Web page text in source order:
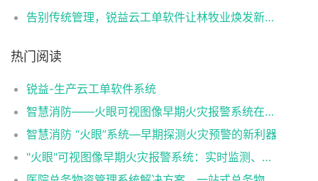
告别传统管理，锐益云工单软件让林牧业焕发新活力！
热门阅读
锐益-生产云工单软件系统
智慧消防——火眼可视图像早期火灾报警系统在各行业中的应用
智慧消防 “火眼”系统—早期探测火灾预警的新利器
"火眼"可视图像早期火灾报警系统：实时监测、智能预警，为您的安全保驾护航！